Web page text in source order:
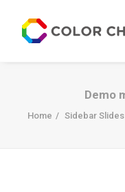
Demo
Home Sidebar